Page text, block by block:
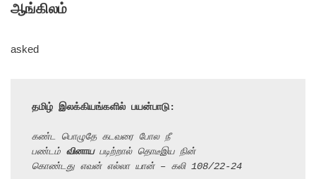
ஆங்கிலம்
asked
தமிழ் இலக்கியங்களில் பயன்பாடு:
கண்ட பொழுதே கடவரை போல நீ
பண்டம் வினாய படிற்றால் தொடீஇய நின்
கொண்டது எவன் எல்லா யான் – கலி 108/22-24